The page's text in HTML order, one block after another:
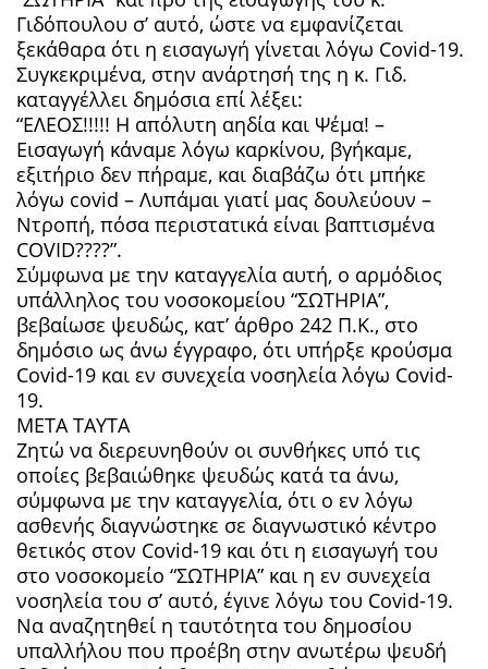
Γιδόπουλου σ’ αυτό, ώστε να εμφανίζεται
ξεκάθαρα ότι η εισαγωγή γίνεται λόγω Covid-19.
Συγκεκριμένα, στην ανάρτησή της η κ. Γιδ.
καταγγέλλει δημόσια επί λέξει:
“ΕΛΕΟΣ!!!!! Η απόλυτη αηδία και Ψέμα! –
Εισαγωγή κάναμε λόγω καρκίνου, βγήκαμε,
εξιτήριο δεν πήραμε, και διαβάζω ότι μπήκε
λόγω covid – Λυπάμαι γιατί μας δουλεύουν –
Ντροπή, πόσα περιστατικά είναι βαπτισμένα
COVID????”.
Σύμφωνα με την καταγγελία αυτή, ο αρμόδιος
υπάλληλος του νοσοκομείου “ΣΩΤΗΡΙΑ”,
βεβαίωσε ψευδώς, κατ’ άρθρο 242 Π.Κ., στο
δημόσιο ως άνω έγγραφο, ότι υπήρξε κρούσμα
Covid-19 και εν συνεχεία νοσηλεία λόγω Covid-
19.
ΜΕΤΑ ΤΑΥΤΑ
Ζητώ να διερευνηθούν οι συνθήκες υπό τις
οποίες βεβαιώθηκε ψευδώς κατά τα άνω,
σύμφωνα με την καταγγελία, ότι ο εν λόγω
ασθενής διαγνώστηκε σε διαγνωστικό κέντρο
θετικός στον Covid-19 και ότι η εισαγωγή του
στο νοσοκομείο “ΣΩΤΗΡΙΑ” και η εν συνεχεία
νοσηλεία του σ’ αυτό, έγινε λόγω του Covid-19.
Nα αναζητηθεί η ταυτότητα του δημοσίου
υπαλλήλου που προέβη στην ανωτέρω ψευδή